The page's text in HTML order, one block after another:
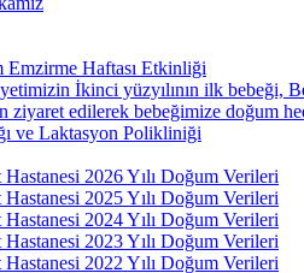
Emzirme Haftası Etkinliği
İkinci yüzyılının ilk bebeği,
ziyaret edilerek bebeğimize doğum
ve Laktasyon Polikliniği
2026 Yılı Doğum Verileri
2025 Yılı Doğum Verileri
2024 Yılı Doğum Verileri
2023 Yılı Doğum Verileri
2022 Yılı Doğum Verileri